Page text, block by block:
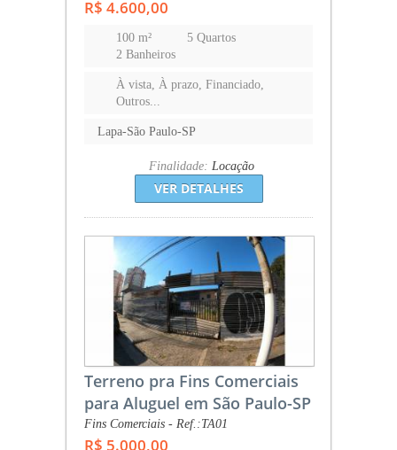
R$ 4.600,00
100 m²
5 Quartos
2 Banheiros
À vista, À prazo, Financiado,
Outros...
Lapa-São Paulo-SP
Finalidade: Locação
VER DETALHES
Terreno pra Fins Comerciais
para Aluguel em São Paulo-SP
Fins Comerciais - Ref.:TA01
R$ 5.000,00